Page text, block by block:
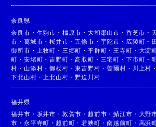
奈良県
奈良市 ・ 生駒市 ・ 橿原市 ・大和郡山市 ・ 香芝市 ・
市 ・葛城市 ・桜井市 ・五條市 ・ 宇陀市 ・ 広陵町 ・
御所市 ・ 上牧町 ・ 三郷町 ・平群町 ・ 王寺町 ・ 大淀
町 ・安堵町 ・吉野町 ・高取町 ・ 三宅町 ・ 下市町 ・
村 ・ 山添村 ・御杖村 ・東吉野村 ・曽爾村 ・ 川上村 ・
下北山村 ・ 上北山村 ・野迫川村
福井県
福井市 ・ 坂井市 ・ 敦賀市 ・ 越前市 ・鯖江市 ・ 大野
市 ・永平寺町 ・ 越前町 ・若狭町 ・南越前町 ・ 高浜